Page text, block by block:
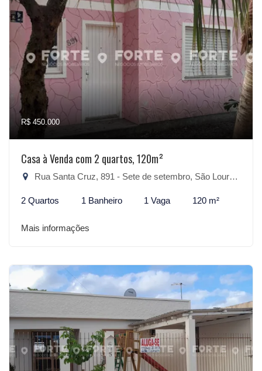
R$ 450.000
Casa à Venda com 2 quartos, 120m²
Rua Santa Cruz, 891 - Sete de setembro, São Lourenço do Sul-RS
2 Quartos 1 Banheiro 1 Vaga 120 m²
Mais informações